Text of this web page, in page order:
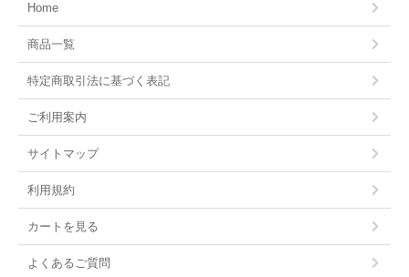
Home
商品一覧
特定商取引法に基づく表記
ご利用案内
サイトマップ
利用規約
カートを見る
よくあるご質問